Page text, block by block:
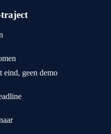
eind, geen demo